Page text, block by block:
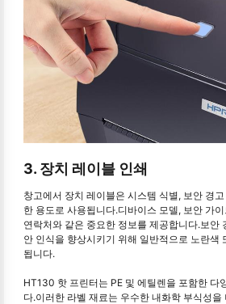
3. 장치 레이블 인쇄
창고에서 장치 레이블은 시스템 식별, 보안 경
한 용도로 사용됩니다.디바이스 모델, 보안 가
연락처와 같은 중요한 정보를 제공합니다.보안
안 인식을 향상시키기 위해 일반적으로 노란색
됩니다.
HT130 핫 프린터는 PE 및 에틸렌을 포함한 다
다.이러한 라벨 재료는 우수한 내화학 부식성